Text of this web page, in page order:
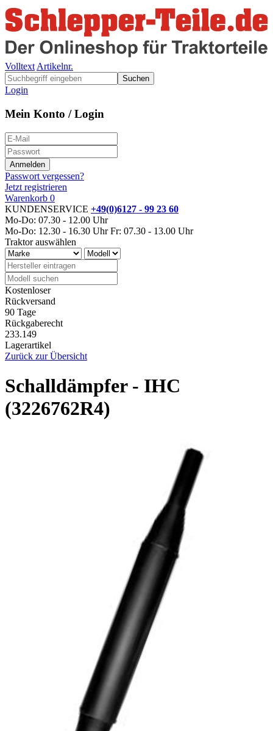
Volltext Artikelnr.
Suchen
Login
Mein Konto / Login
Passwort vergessen?
Jetzt registrieren
Warenkorb 0
KUNDENSERVICE +49(0)6127 - 99 23 60
Mo-Do: 07.30 - 12.00 Uhr
Mo-Do: 12.30 - 16.30 Uhr Fr: 07.30 - 13.00 Uhr
Traktor auswählen
Kostenloser
Rückversand
90 Tage
Rückgaberecht
233.149
Lagerartikel
Zurück zur Übersicht
Schalldämpfer - IHC
(3226762R4)